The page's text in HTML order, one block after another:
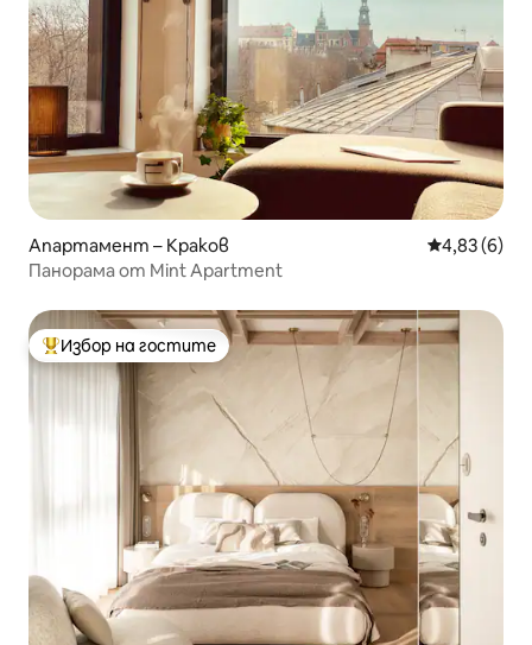
Апартамент – Краков Средна
4,83 (6)
Панорама от Mint Apartment
Най-популярен избор на гостите
Избор на гостите